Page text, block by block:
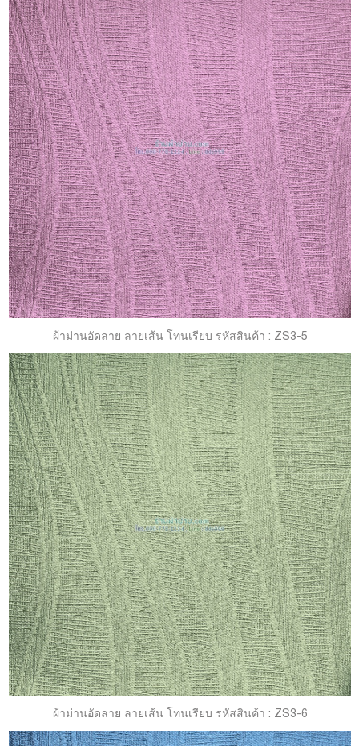
ผ้าม่านอัดลาย ลายเส้น โทนเรียบ รหัสสินค้า : ZS3-5
ผ้าม่านอัดลาย ลายเส้น โทนเรียบ รหัสสินค้า : ZS3-6